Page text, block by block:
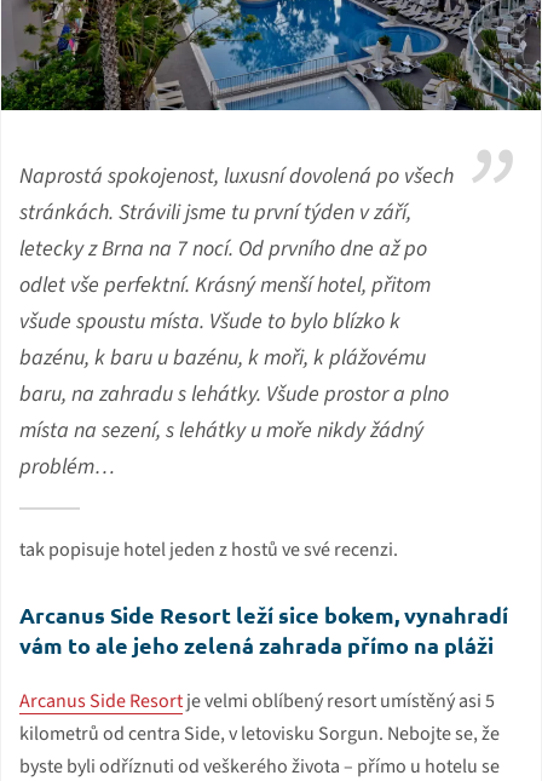
Naprostá spokojenost, luxusní dovolená po všech
stránkách. Strávili jsme tu první týden v září,
letecky z Brna na 7 nocí. Od prvního dne až po
odlet vše perfektní. Krásný menší hotel, přitom
všude spoustu místa. Všude to bylo blízko k
bazénu, k baru u bazénu, k moři, k plážovému
baru, na zahradu s lehátky. Všude prostor a plno
místa na sezení, s lehátky u moře nikdy žádný
problém…
tak popisuje hotel jeden z hostů ve své recenzi.
Arcanus Side Resort leží sice bokem, vynahradí
vám to ale jeho zelená zahrada přímo na pláži
Arcanus Side Resortje velmi oblíbený resort umístěný asi 5
kilometrů od centra Side, v letovisku Sorgun. Nebojte se, že
byste byli odříznuti od veškerého života – přímo u hotelu se